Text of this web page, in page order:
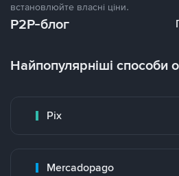
встановлюйте власні ціни.
P2P-блог
Найпопулярніші способи
Pix
Mercadopago